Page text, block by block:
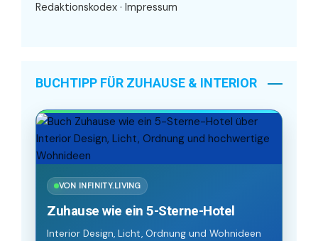
Redaktionskodex · Impressum
BUCHTIPP FÜR ZUHAUSE & INTERIOR
VON INFINITY.LIVING
Zuhause wie ein 5-Sterne-Hotel
Interior Design, Licht, Ordnung und Wohnideen